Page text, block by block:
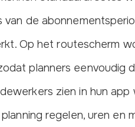
van de
Op het routescherm
planners eenvoudig
zien in hun
regelen, uren en